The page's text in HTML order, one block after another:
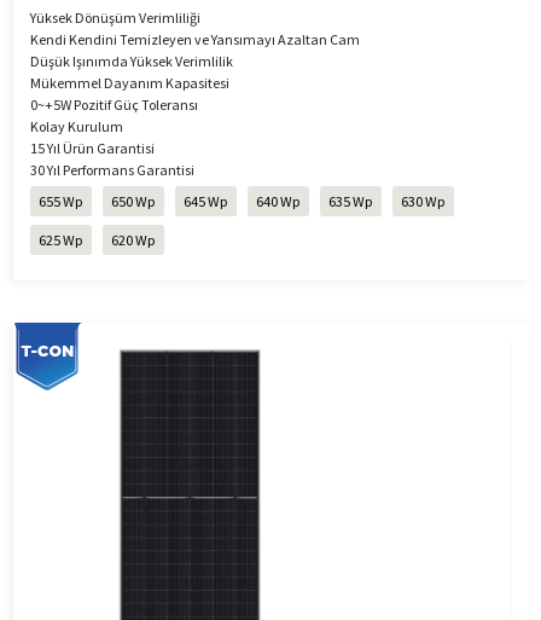
Yüksek Dönüşüm Verimliliği
Kendi Kendini Temizleyen ve Yansımayı Azaltan Cam
Düşük Işınımda Yüksek Verimlilik
Mükemmel Dayanım Kapasitesi
0~+5W Pozitif Güç Toleransı
Kolay Kurulum
15 Yıl Ürün Garantisi
30 Yıl Performans Garantisi
655 Wp
650 Wp 645 Wp 640 Wp 635 Wp 630 Wp
625 Wp 620 Wp